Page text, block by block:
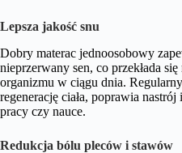
Lepsza jakość snu
Dobry materac jednoosobowy
nieprzerwany sen, co przekłada
organizmu w ciągu dnia.
regenerację ciała, poprawia
pracy czy nauce.
Redukcja bólu pleców i stawów